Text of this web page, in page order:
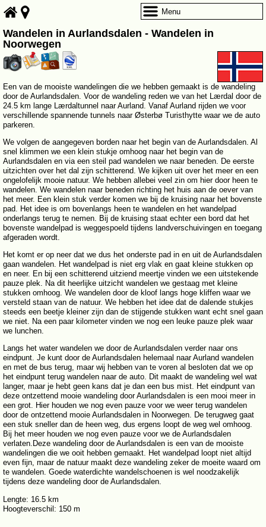
Wandelen in Aurlandsdalen - Wandelen in
Noorwegen
Een van de mooiste wandelingen die we hebben gemaakt is de wandeling
door de Aurlandsdalen. Voor de wandeling reden we van het Lærdal door de
24.5 km lange Lærdaltunnel naar Aurland. Vanaf Aurland rijden we voor
verschillende spannende tunnels naar Østerbø Turisthytte waar we de auto
parkeren.
We volgen de aangegeven borden naar het begin van de Aurlandsdalen. Al
snel klimmen we een klein stukje omhoog naar het begin van de
Aurlandsdalen en via een steil pad wandelen we naar beneden. De eerste
uitzichten over het dal zijn schitterend. We kijken uit over het meer en een
ongelofelijk mooie natuur. We hebben allebei veel zin om hier door heen te
wandelen. We wandelen naar beneden richting het huis aan de oever van
het meer. Een klein stuk verder komen we bij de kruising naar het bovenste
pad. Het idee is om bovenlangs heen te wandelen en het wandelpad
onderlangs terug te nemen. Bij de kruising staat echter een bord dat het
bovenste wandelpad is weggespoeld tijdens landverschuivingen en toegang
afgeraden wordt.
Het komt er op neer dat we dus het onderste pad in en uit de Aurlandsdalen
gaan wandelen. Het wandelpad is niet erg vlak en gaat kleine stukken op
en neer. En bij een schitterend uitziend meertje vinden we een uitstekende
pauze plek. Na dit heerlijke uitzicht wandelen we gestaag met kleine
stukken omhoog. We wandelen door de kloof langs hoge kliffen waar we
versteld staan van de natuur. We hebben het idee dat de dalende stukjes
steeds een beetje kleiner zijn dan de stijgende stukken want echt snel gaan
we niet. Na een paar kilometer vinden we nog een leuke pauze plek waar
we lunchen.
Langs het water wandelen we door de Aurlandsdalen verder naar ons
eindpunt. Je kunt door de Aurlandsdalen helemaal naar Aurland wandelen
en met de bus terug, maar wij hebben van te voren al besloten dat we op
het eindpunt terug wandelen naar de auto. Dit maakt de wandeling wel wat
langer, maar je hebt geen kans dat je dan een bus mist. Het eindpunt van
deze ontzettend mooie wandeling door Aurlandsdalen is een mooi meer in
een grot. Hier houden we nog even pauze voor we weer terug wandelen
door de ontzettend mooie Aurlandsdalen in Noorwegen. De terugweg gaat
een stuk sneller dan de heen weg, dus ergens loopt de weg wel omhoog.
Bij het meer houden we nog even pauze voor we de Aurlandsdalen
verlaten.Deze wandeling door de Aurlandsdalen is een van de mooiste
wandelingen die we ooit hebben gemaakt. Het wandelpad loopt niet altijd
even fijn, maar de natuur maakt deze wandeling zeker de moeite waard om
te wandelen. Goede waterdichte wandelschoenen is wel noodzakelijk
tijdens deze wandeling door de Aurlandsdalen.
Lengte: 16.5 km
Hoogteverschil: 150 m
Menu